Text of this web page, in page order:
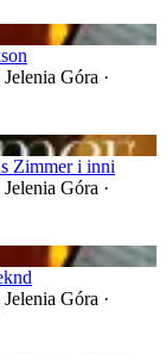
Góra ·
Zimmer i inni
Góra ·
Góra ·